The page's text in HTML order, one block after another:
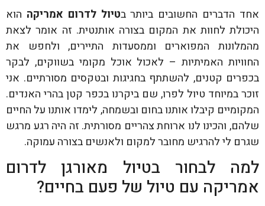
אחד הדברים החשובים ביותר בטיול לדרום אמריקה הוא
היכולת לחוות את המקום בצורה אותנטית. זה אומר לצאת
מהמלונות המפוארים וממסעדות התיירים, ולחפש את
החוויות האמיתיות – לאכול אוכל מקומי בשווקים, לבקר
בכפרים קטנים, להשתתף בחגיגות ובטקסים מסורתיים. אני
זוכר במיוחד טיול לפרו, שם ביקרנו בכפר קטן בהרי האנדים.
המקומיים קיבלו אותנו בחום ובשמחה, לימדו אותנו על החיים
שלהם, והכינו לנו ארוחת צהריים מסורתית. זה היה רגע מרגש
שגרם לי להרגיש מחובר למקום ולאנשים בצורה עמוקה.
למה לבחור בטיול מאורגן לדרום
אמריקה עם טיול של פעם בחיים?